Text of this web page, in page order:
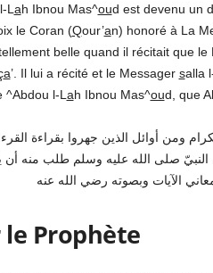
L ah Ibnou Mas^oud est devenu un
le Coran (Qour’an) honoré à La
belle quand il récitait que le
a’. Il lui a récité et le Messager salla
l-L ah Ibnou Mas^oud, que
ومن أوائل الذين جهروا بقراءة
صلى الله عليه وسلم طلب منه أن
Prophète